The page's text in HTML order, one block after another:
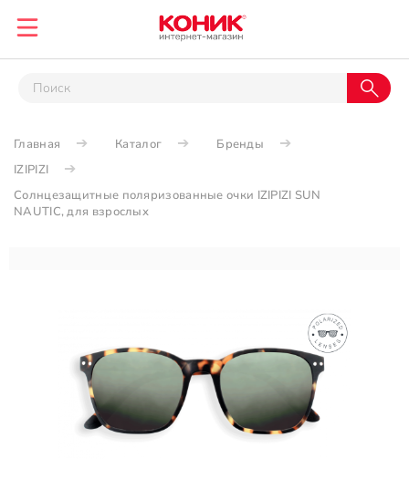
Главная Каталог
Бренды
IZIPIZI
Солнцезащитные поляризованные очки IZIPIZI SUN
NAUTIC, для взрослых